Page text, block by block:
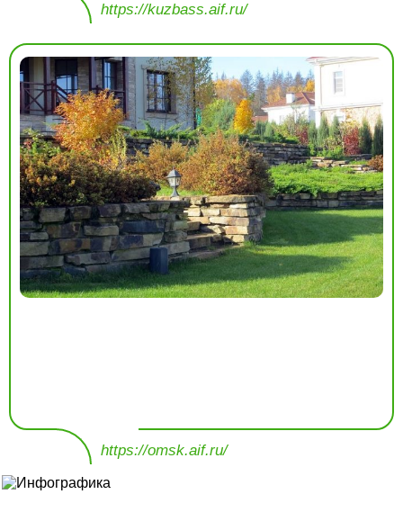
https://kuzbass.aif.ru/
https://omsk.aif.ru/